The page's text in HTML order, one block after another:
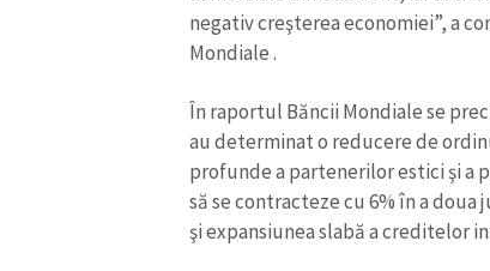
negativ creşterea economiei”, a
Mondiale .
În raportul Băncii Mondiale se
au determinat o reducere de
profunde a partenerilor estici şi a
să se contracteze cu 6% în a
şi expansiunea slabă a creditelor